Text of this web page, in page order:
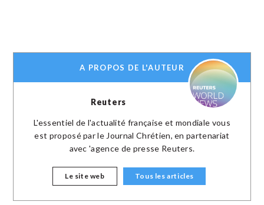
A PROPOS DE L'AUTEUR
Reuters
L'essentiel de l'actualité française et mondiale vous
est proposé par le Journal Chrétien, en partenariat
avec 'agence de presse Reuters.
Le site web Tous les articles